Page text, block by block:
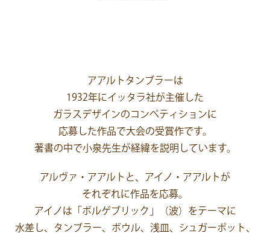
アアルトタンブラーは
1932年にイッタラ社が主催した
ガラスデザインのコンペティションに
応募した作品で大会の受賞作です。
著書の中で小泉先生が経緯を説明しています。
アルヴァ・アアルトと、アイノ・アアルトが
それぞれに作品を応募。
アイノは「ボルゲブリック」（波）をテーマに
水差し、タンブラー、ボウル、浅皿、シュガーポット、